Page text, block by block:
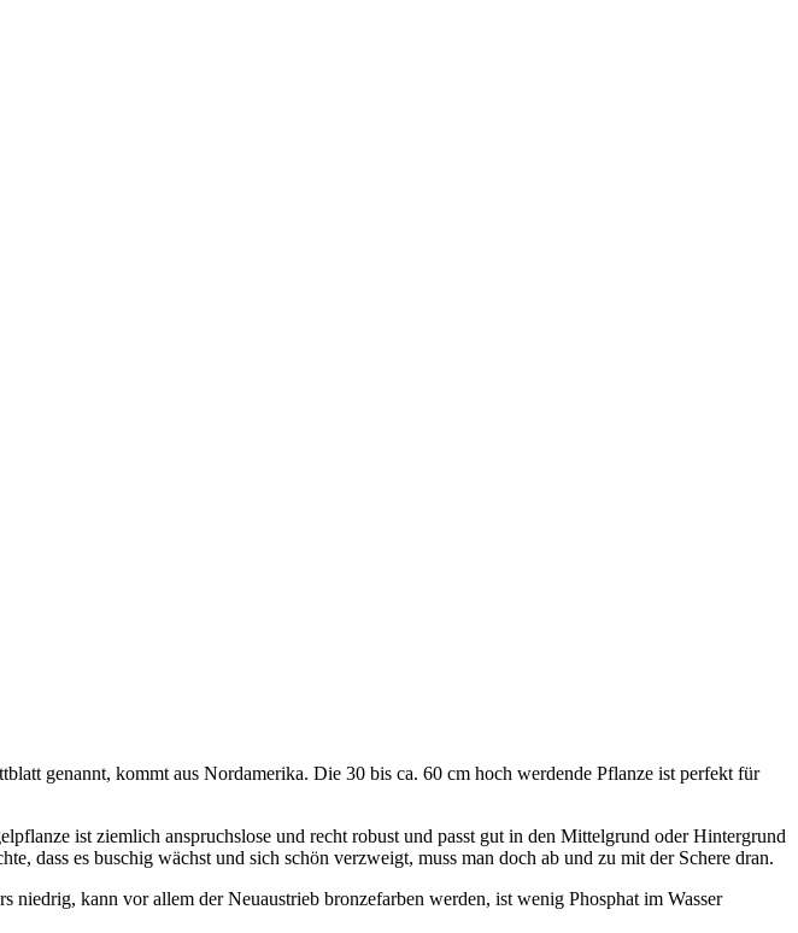
genannt, kommt aus Nordamerika. Die 30 bis ca. 60 cm hoch werdende Pflanze ist perfekt für
ist ziemlich anspruchslose und recht robust und passt gut in den Mittelgrund oder Hintergrund
dass es buschig wächst und sich schön verzweigt, muss man doch ab und zu mit der Schere dran.
kann vor allem der Neuaustrieb bronzefarben werden, ist wenig Phosphat im Wasser